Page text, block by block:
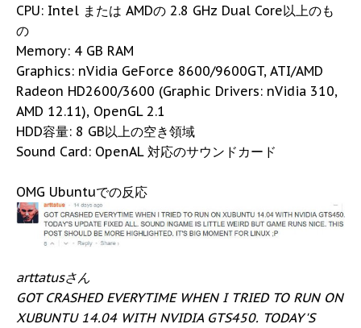
CPU: Intel または AMDの 2.8 GHz Dual Core以上のも
の
Memory: 4 GB RAM
Graphics: nVidia GeForce 8600/9600GT, ATI/AMD
Radeon HD2600/3600 (Graphic Drivers: nVidia 310,
AMD 12.11), OpenGL 2.1
HDD容量: 8 GB以上の空き領域
Sound Card: OpenAL 対応のサウンドカード
OMG Ubuntuでの反応
arttatusさん
GOT CRASHED EVERYTIME WHEN I TRIED TO RUN ON
XUBUNTU 14.04 WITH NVIDIA GTS450. TODAY'S